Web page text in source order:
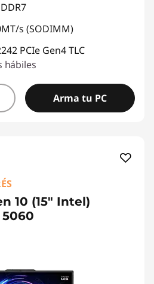
s (SODIMM)
PCIe Gen4 TLC
hábiles
Arma tu PC
10 (15" Intel)